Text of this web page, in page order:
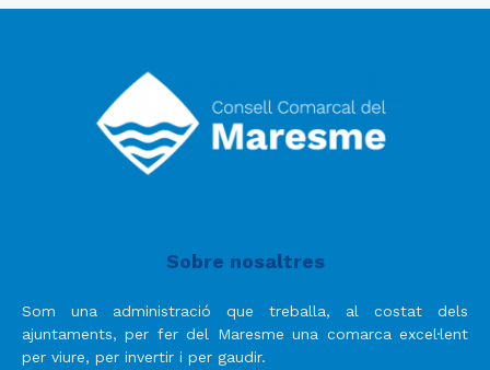
Sobre nosaltres
Som una administració que treballa, al costat dels
ajuntaments, per fer del Maresme una comarca excel·lent
per viure, per invertir i per gaudir.